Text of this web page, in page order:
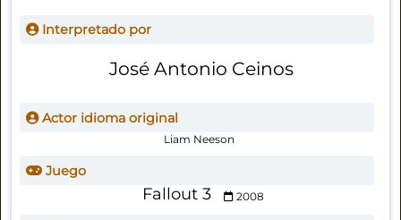
Interpretado por
José Antonio Ceinos
Actor idioma original
Liam Neeson
Juego
Fallout 3 2008